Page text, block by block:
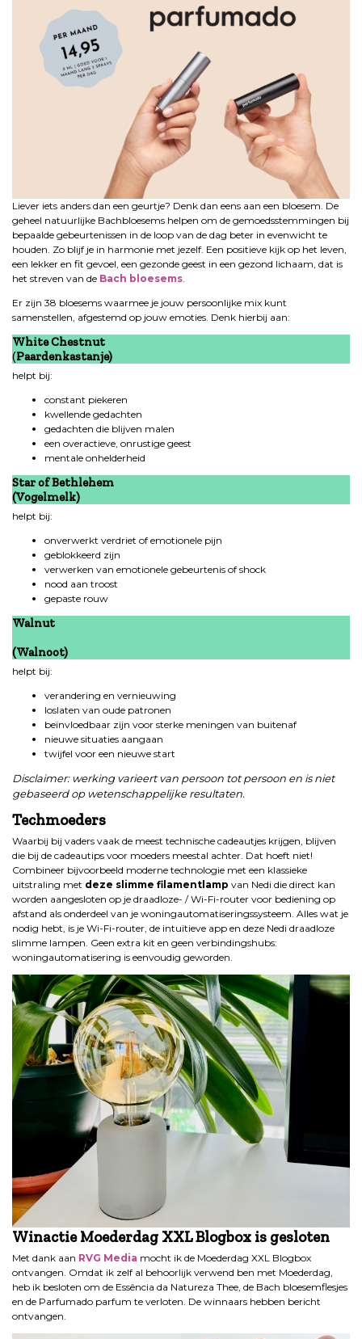
Liever iets anders dan een geurtje? Denk dan eens aan een bloesem. De
geheel natuurlijke Bachbloesems helpen om de gemoedsstemmingen bij
bepaalde gebeurtenissen in de loop van de dag beter in evenwicht te
houden. Zo blijf je in harmonie met jezelf. Een positieve kijk op het leven,
een lekker en fit gevoel, een gezonde geest in een gezond lichaam, dat is
het streven van de Bach bloesems
Er zijn 38 bloesems waarmee je jouw persoonlijke mix kunt
samenstellen, afgestemd op jouw emoties. Denk hierbij aan:
White Chestnut
(Paardenkastanje)
helpt bij:
constant piekeren
kwellende gedachten
gedachten die blijven malen
een overactieve, onrustige geest
mentale onhelderheid
Star of Bethlehem
(Vogelmelk)
helpt bij:
onverwerkt verdriet of emotionele pijn
geblokkeerd zijn
verwerken van emotionele gebeurtenis of shock
nood aan troost
gepaste rouw
Walnut
(Walnoot)
helpt bij:
verandering en vernieuwing
loslaten van oude patronen
beïnvloedbaar zijn voor sterke meningen van buitenaf
nieuwe situaties aangaan
twijfel voor een nieuwe start
Disclaimer: werking varieert van persoon tot persoon en is niet
gebaseerd op wetenschappelijke resultaten.
Techmoeders
Waarbij bij vaders vaak de meest technische cadeautjes krijgen, blijven
die bij de cadeautips voor moeders meestal achter. Dat hoeft niet!
Combineer bijvoorbeeld moderne technologie met een klassieke
uitstraling met deze slimme filamentlamp van Nedi die direct kan
worden aangesloten op je draadloze- / Wi-Fi-router voor bediening op
afstand als onderdeel van je woningautomatiseringssysteem. Alles wat je
nodig hebt, is je Wi-Fi-router, de intuïtieve app en deze Nedi draadloze
slimme lampen. Geen extra kit en geen verbindingshubs:
woningautomatisering is eenvoudig geworden.
Winactie Moederdag XXL Blogbox is gesloten
Met dank aan RVG Media mocht ik de Moederdag XXL Blogbox
ontvangen. Omdat ik zelf al behoorlijk verwend ben met Moederdag,
heb ik besloten om de Essência da Natureza Thee, de Bach bloesemflesjes
en de Parfumado parfum te verloten. De winnaars hebben bericht
ontvangen.